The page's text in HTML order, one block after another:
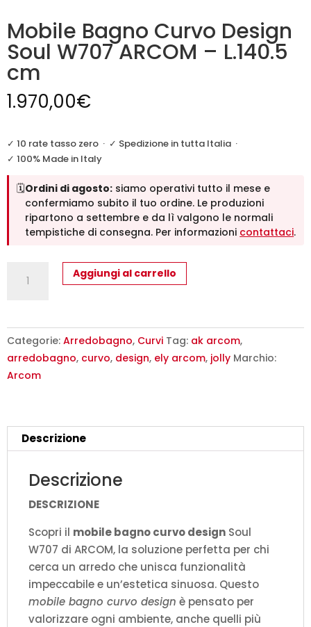
Mobile Bagno Curvo Design
Soul W707 ARCOM – L.140.5
cm
1.970,00€
✓ 10 rate tasso zero · ✓ Spedizione in tutta Italia ·
✓ 100% Made in Italy
🗓️Ordini di agosto: siamo operativi tutto il mese e
confermiamo subito il tuo ordine. Le produzioni
ripartono a settembre e da lì valgono le normali
tempistiche di consegna. Per informazioni contattaci.
Bagno
Soul
W707
ARCOM
cm
quantità
Aggiungi al carrello
Categorie: Arredobagno, Curvi Tag: ak arcom,
arredobagno, curvo, design, ely arcom, jolly Marchio:
Arcom
Descrizione
Descrizione
DESCRIZIONE
Scopri il mobile bagno curvo design Soul
W707 di ARCOM, la soluzione perfetta per chi
cerca un arredo che unisca funzionalità
impeccabile e un’estetica sinuosa. Questo
mobile bagno curvo design è pensato per
valorizzare ogni ambiente, anche quelli più